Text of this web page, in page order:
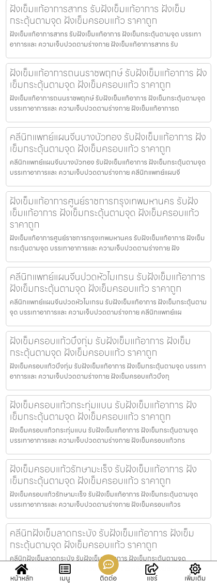
ฝังเข็มแก้อาการสาทร รับฝังเข็มแก้อาการ ฝังเข็ม
กระตุ้นตามจุด ฝังเข็มครอบแก้ว ราคาถูก
ฝังเข็มแก้อาการสาทร รับฝังเข็มแก้อาการ ฝังเข็มกระตุ้นตามจุด บรรเทา
อาการและ ความเจ็บปวดตามร่างกาย ฝังเข็มแก้อาการสาทร รับ
ฝังเข็มแก้อาการถนนราชพฤกษ์ รับฝังเข็มแก้อาการ ฝัง
เข็มกระตุ้นตามจุด ฝังเข็มครอบแก้ว ราคาถูก
ฝังเข็มแก้อาการถนนราชพฤกษ์ รับฝังเข็มแก้อาการ ฝังเข็มกระตุ้นตามจุด
บรรเทาอาการและ ความเจ็บปวดตามร่างกาย ฝังเข็มแก้อาการถ
คลีนิกแพทย์แผนจีนบางบัวทอง รับฝังเข็มแก้อาการ ฝัง
เข็มกระตุ้นตามจุด ฝังเข็มครอบแก้ว ราคาถูก
คลีนิกแพทย์แผนจีนบางบัวทอง รับฝังเข็มแก้อาการ ฝังเข็มกระตุ้นตามจุด
บรรเทาอาการและ ความเจ็บปวดตามร่างกาย คลีนิกแพทย์แผนจี
ฝังเข็มแก้อาการศูนย์ราชการกรุงเทพมหานคร รับฝัง
เข็มแก้อาการ ฝังเข็มกระตุ้นตามจุด ฝังเข็มครอบแก้ว
ราคาถูก
ฝังเข็มแก้อาการศูนย์ราชการกรุงเทพมหานคร รับฝังเข็มแก้อาการ ฝังเข็ม
กระตุ้นตามจุด บรรเทาอาการและ ความเจ็บปวดตามร่างกาย ฝัง
คลีนิกแพทย์แผนจีนปวดหัวไมเกรน รับฝังเข็มแก้อาการ
ฝังเข็มกระตุ้นตามจุด ฝังเข็มครอบแก้ว ราคาถูก
คลีนิกแพทย์แผนจีนปวดหัวไมเกรน รับฝังเข็มแก้อาการ ฝังเข็มกระตุ้นตาม
จุด บรรเทาอาการและ ความเจ็บปวดตามร่างกาย คลีนิกแพทย์แผ
ฝังเข็มครอบแก้วบึงกุ่ม รับฝังเข็มแก้อาการ ฝังเข็ม
กระตุ้นตามจุด ฝังเข็มครอบแก้ว ราคาถูก
ฝังเข็มครอบแก้วบึงกุ่ม รับฝังเข็มแก้อาการ ฝังเข็มกระตุ้นตามจุด บรรเทา
อาการและ ความเจ็บปวดตามร่างกาย ฝังเข็มครอบแก้วบึงกุ
ฝังเข็มครอบแก้วกระทุ่มแบน รับฝังเข็มแก้อาการ ฝัง
เข็มกระตุ้นตามจุด ฝังเข็มครอบแก้ว ราคาถูก
ฝังเข็มครอบแก้วกระทุ่มแบน รับฝังเข็มแก้อาการ ฝังเข็มกระตุ้นตามจุด
บรรเทาอาการและ ความเจ็บปวดตามร่างกาย ฝังเข็มครอบแก้วกร
ฝังเข็มครอบแก้วรักษามะเร็ง รับฝังเข็มแก้อาการ ฝัง
เข็มกระตุ้นตามจุด ฝังเข็มครอบแก้ว ราคาถูก
ฝังเข็มครอบแก้วรักษามะเร็ง รับฝังเข็มแก้อาการ ฝังเข็มกระตุ้นตามจุด
บรรเทาอาการและ ความเจ็บปวดตามร่างกาย ฝังเข็มครอบแก้วร
คลีนิกฝังเข็มลาดกระบัง รับฝังเข็มแก้อาการ ฝังเข็ม
กระตุ้นตามจุด ฝังเข็มครอบแก้ว ราคาถูก
คลีนิกฝังเข็มลาดกระบัง รับฝังเข็มแก้อาการ ฝังเข็มกระตุ้นตามจุด
บรรเทาอาการและ ความเจ็บปวดตามร่างกาย คลีนิกฝังเข็มลาดกระบ
หน้าหลัก
เมนู ติดต่อ แชร์ เพิ่มเติม